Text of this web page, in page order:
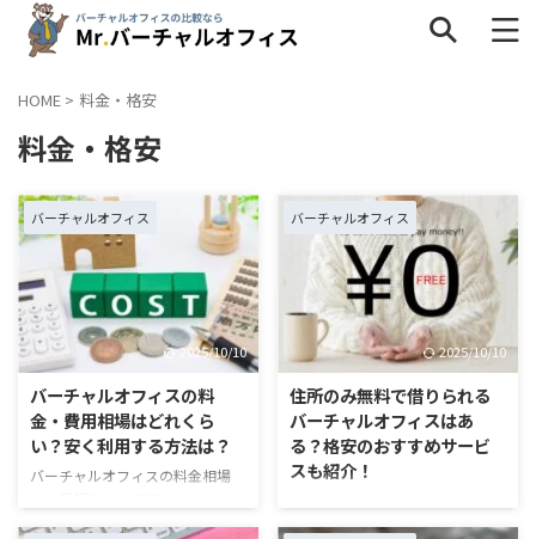
タグ一覧
インタビュー
キャンペーン サービス内容
ネットショップ バーチャルオフィスの疑問 個人事業主
地域 料金・格安 比較 法人 解約
評判・口コミ 選び方 銀行
HOME > 料金・格安
料金・格安
バーチャルオフィス
2025/10/10
バーチャルオフィスの料
金・費用相場はどれくら
い？安く利用する方法は？
バーチャルオフィスの料金相場
によって大きく異なります。 複数
バーチャルオフィス
2025/10/10
住所のみ無料で借りられる
バーチャルオフィスはあ
る？格安のおすすめサービ
スも紹介！
いる方のなかには、「住所のみな